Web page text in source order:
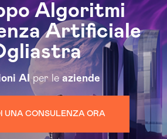
Algoritmi
Artificiale
AI per le aziende
UNA CONSULENZA ORA